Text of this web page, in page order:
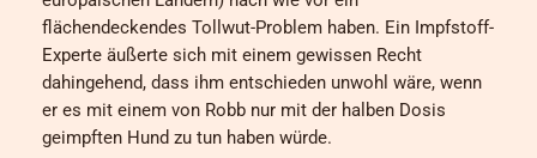
flächendeckendes Tollwut-Problem haben. Ein Impfstoff-
Experte äußerte sich mit einem gewissen Recht
dahingehend, dass ihm entschieden unwohl wäre, wenn
er es mit einem von Robb nur mit der halben Dosis
geimpften Hund zu tun haben würde.